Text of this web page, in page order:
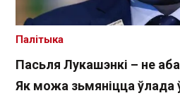
Пасьля Лукашэнкі – не
Як можа зьмяніцца ўлада
Палітыка